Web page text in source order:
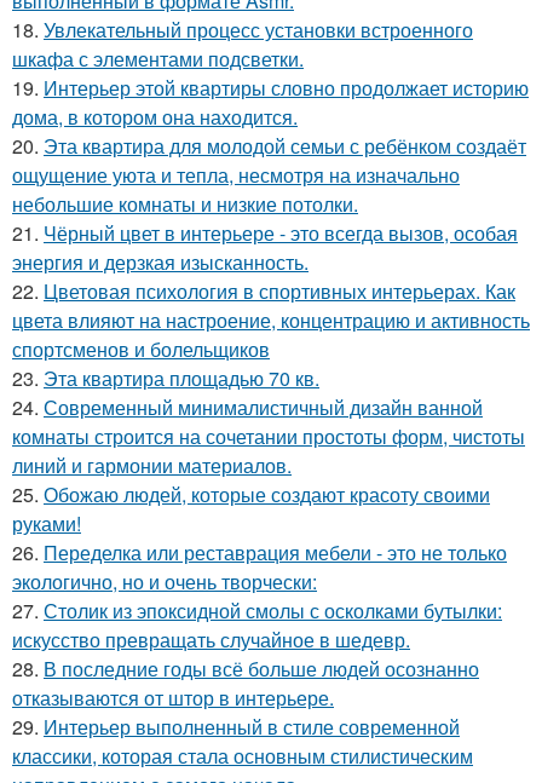
18. Увлекательный процесс установки встроенного
шкафа с элементами подсветки.
19. Интерьер этой квартиры словно продолжает историю
дома, в котором она находится.
20. Эта квартира для молодой семьи с ребёнком создаёт
ощущение уюта и тепла, несмотря на изначально
небольшие комнаты и низкие потолки.
21. Чёрный цвет в интерьере - это всегда вызов, особая
энергия и дерзкая изысканность.
22. Цветовая психология в спортивных интерьерах. Как
цвета влияют на настроение, концентрацию и активность
спортсменов и болельщиков
23. Эта квартира площадью 70 кв.
24. Современный минималистичный дизайн ванной
комнаты строится на сочетании простоты форм, чистоты
линий и гармонии материалов.
25. Обожаю людей, которые создают красоту своими
руками!
26. Переделка или реставрация мебели - это не только
экологично, но и очень творчески:
27. Столик из эпоксидной смолы с осколками бутылки:
искусство превращать случайное в шедевр.
28. В последние годы всё больше людей осознанно
отказываются от штор в интерьере.
29. Интерьер выполненный в стиле современной
классики, которая стала основным стилистическим